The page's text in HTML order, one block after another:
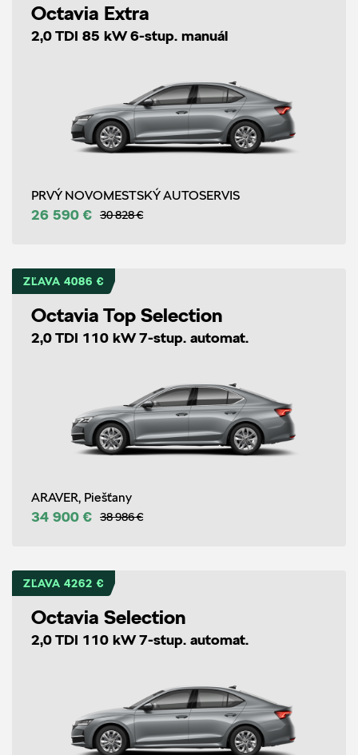
Octavia Extra
2,0 TDI 85 kW 6-stup. manuál
PRVÝ NOVOMESTSKÝ AUTOSERVIS
26 590 € 30 828 €
ZĽAVA 4086 €
Octavia Top Selection
2,0 TDI 110 kW 7-stup. automat.
ARAVER, Piešťany
34 900 € 38 986 €
ZĽAVA 4262 €
Octavia Selection
2,0 TDI 110 kW 7-stup. automat.